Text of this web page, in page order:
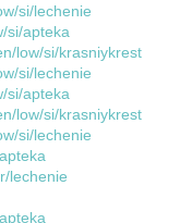
si/lechenie
si/apteka
low/si/krasniykrest
si/lechenie
si/apteka
low/si/krasniykrest
si/lechenie
lechenie